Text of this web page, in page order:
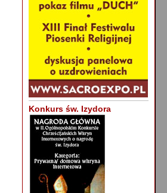
Konkurs św. Izydora